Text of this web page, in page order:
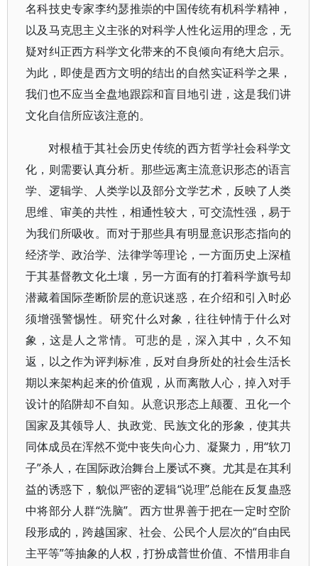
名科技史专家李约瑟推崇的中国传统有机科学精神，
以及马克思主义主张的对科学人性化运用的理念，无
疑对纠正西方科学文化带来的不良倾向有绝大启示。
为此，即使是西方文明的结出的自然实证科学之果，
我们也不应当全盘地跟踪和盲目地引进，这是我们讲
文化自信所应该注意的。
对根植于其社会历史传统的西方哲学社会科学文
化，则需要认真分析。那些远离主流意识形态的语言
学、逻辑学、人类学以及部分文学艺术，反映了人类
思维、审美的共性，相通性较大，可交流性强，易于
为我们所吸收。而对于那些具有明显意识形态指向的
经济学、政治学、法律学等理论，一方面历史上深植
于其基督教文化土壤，另一方面有的打着科学旗号却
潜藏着国际垄断阶层的意识迷惑，在介绍和引入时必
须增强警惕性。研究什么对象，往往钟情于什么对
象，这是人之常情。可悲的是，深入其中，久不知
返，以之作为评判标准，反对自身所处的社会生活长
期以来架构起来的价值观，从而离散人心，掉入对手
设计的陷阱却不自知。从意识形态上颠覆、丑化一个
国家及其领导人、执政党、民族文化的形象，使其共
同体成员在浑然不觉中丧失向心力、凝聚力，用“软刀
子”杀人，在国际政治舞台上屡试不爽。尤其是在其利
益的诱惑下，貌似严密的逻辑“说理”总能在反复蛊惑
中将部分人群“洗脑”。西方世界善于把在一定时空阶
段形成的，跨越国家、社会、公民个人层次的“自由民
主平等”等抽象的人权，打扮成普世价值、不惜用非自